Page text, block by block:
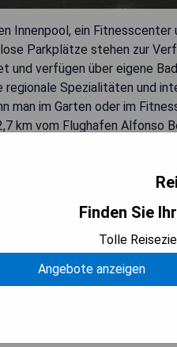
Innenpool, ein
Parkplätze stehen zur
verfügen über eigene
Spezialitäten und
man im Garten oder im
km vom Flughafen Alfonso
Küche
PREISE ANZEIGEN
Finden Sie
Tolle
Angebote anzeigen